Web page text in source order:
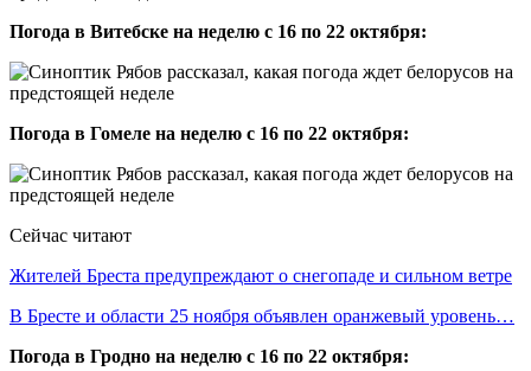
Погода в Витебске на неделю с 16 по 22 октября:
Погода в Гомеле на неделю с 16 по 22 октября:
Сейчас читают
Жителей Бреста предупреждают о снегопаде и сильном ветре
В Бресте и области 25 ноября объявлен оранжевый уровень…
Погода в Гродно на неделю с 16 по 22 октября: